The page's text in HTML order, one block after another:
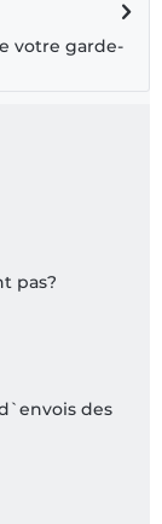
votre garde-
pas?
des